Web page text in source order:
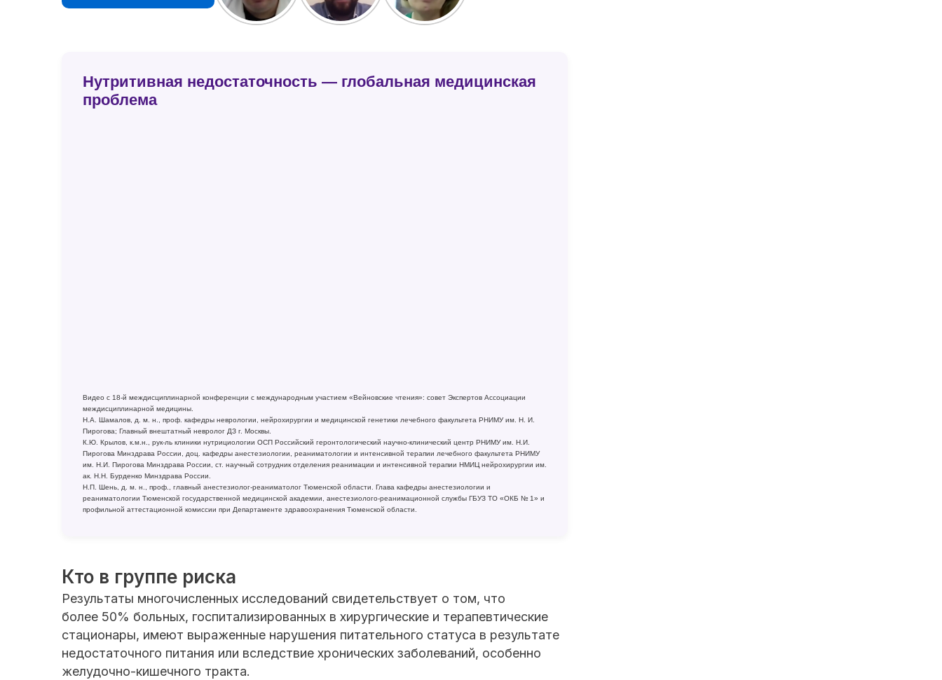
Нутритивная недостаточность — глобальная медицинская
проблема
Видео с 18-й междисциплинарной конференции с международным участием «Вейновские чтения»: совет Экспертов Ассоциации
междисциплинарной медицины.
Н.А. Шамалов, д. м. н., проф. кафедры неврологии, нейрохирургии и медицинской генетики лечебного факультета РНИМУ им. Н. И.
Пирогова; Главный внештатный невролог ДЗ г. Москвы.
К.Ю. Крылов, к.м.н., рук-ль клиники нутрициологии ОСП Российский геронтологический научно-клинический центр РНИМУ им. Н.И.
Пирогова Минздрава России, доц. кафедры анестезиологии, реаниматологии и интенсивной терапии лечебного факультета РНИМУ
им. Н.И. Пирогова Минздрава России, ст. научный сотрудник отделения реанимации и интенсивной терапии НМИЦ нейрохирургии им.
ак. Н.Н. Бурденко Минздрава России.
Н.П. Шень, д. м. н., проф., главный анестезиолог-реаниматолог Тюменской области. Глава кафедры анестезиологии и
реаниматологии Тюменской государственной медицинской академии, анестезиолого-реанимационной службы ГБУЗ ТО «ОКБ № 1» и
профильной аттестационной комиссии при Департаменте здравоохранения Тюменской области.
Кто в группе риска
Результаты многочисленных исследований свидетельствует о том, что
более 50% больных, госпитализированных в хирургические и терапевтические
стационары, имеют выраженные нарушения питательного статуса в результате
недостаточного питания или вследствие хронических заболеваний, особенно
желудочно-кишечного тракта.